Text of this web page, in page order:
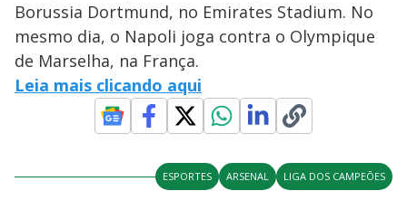
Borussia Dortmund, no Emirates Stadium. No
mesmo dia, o Napoli joga contra o Olympique
de Marselha, na França.
Leia mais clicando aqui
ESPORTES ARSENAL LIGA DOS CAMPEÕES